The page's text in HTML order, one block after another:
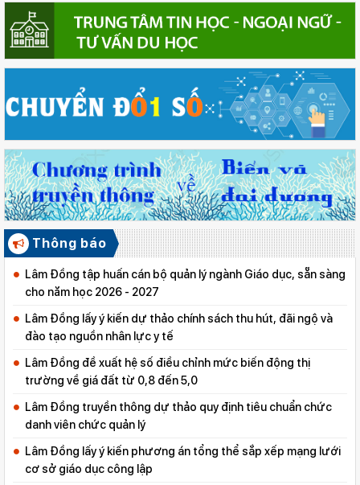
Thông báo
Lâm Đồng tập huấn cán bộ quản lý ngành Giáo dục, sẵn sàng
cho năm học 2026 - 2027
Lâm Đồng lấy ý kiến dự thảo chính sách thu hút, đãi ngộ và
đào tạo nguồn nhân lực y tế
Lâm Đồng đề xuất hệ số điều chỉnh mức biến động thị
trường về giá đất từ 0,8 đến 5,0
Lâm Đồng truyền thông dự thảo quy định tiêu chuẩn chức
danh viên chức quản lý
Lâm Đồng lấy ý kiến phương án tổng thể sắp xếp mạng lưới
cơ sở giáo dục công lập